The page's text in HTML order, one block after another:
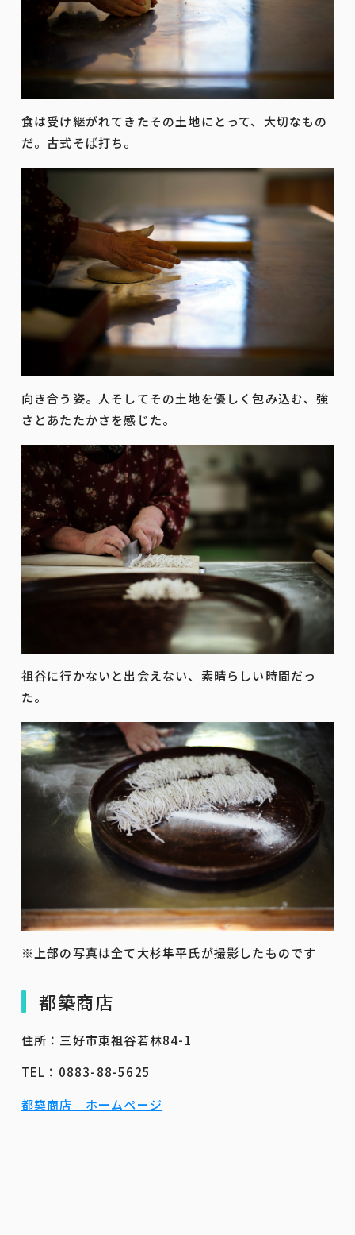
食は受け継がれてきたその土地にとって、大切なもの
だ。古式そば打ち。
向き合う姿。人そしてその土地を優しく包み込む、強
さとあたたかさを感じた。
祖谷に行かないと出会えない、素晴らしい時間だっ
た。
※上部の写真は全て大杉隼平氏が撮影したものです
都築商店
住所：三好市東祖谷若林84-1
TEL：0883-88-5625
都築商店 ホームページ